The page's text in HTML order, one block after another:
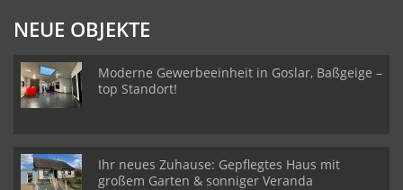
NEUE OBJEKTE
Moderne Gewerbeeinheit in Goslar, Baßgeige –
top Standort!
Ihr neues Zuhause: Gepflegtes Haus mit
großem Garten & sonniger Veranda